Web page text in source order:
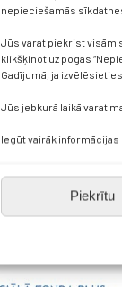
nepieciešamās
Jūs varat piekrist visām
klikšķinot uz pogas
Gadījumā, ja
Jūs jebkurā laikā varat
Iegūt vairāk informācijas
Piekrītu